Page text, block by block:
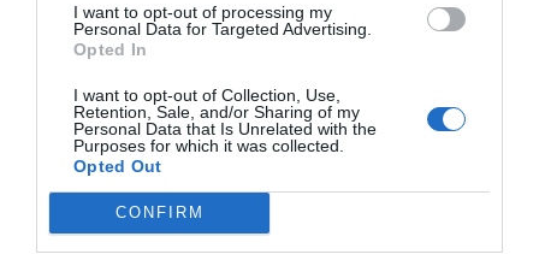
I want to opt-out of processing my
Personal Data for Targeted Advertising.
Opted In
I want to opt-out of Collection, Use,
Retention, Sale, and/or Sharing of my
Personal Data that Is Unrelated with the
Purposes for which it was collected.
Opted Out
CONFIRM